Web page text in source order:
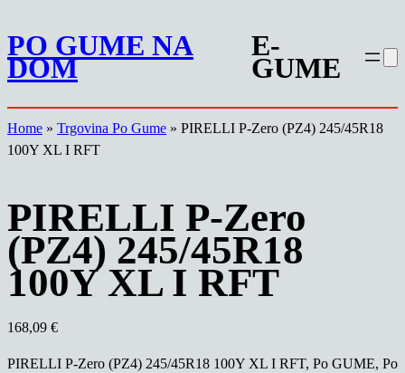
na
vsebino
PO GUME NA
DOM
E-
GUME
Home » Trgovina Po Gume » PIRELLI P-Zero (PZ4) 245/45R18
100Y XL I RFT
PIRELLI P-Zero
(PZ4) 245/45R18
100Y XL I RFT
168,09 €
PIRELLI P-Zero (PZ4) 245/45R18 100Y XL I RFT, Po GUME, Po